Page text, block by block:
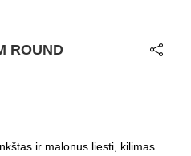
ROUND
ir malonus liesti, kilimas